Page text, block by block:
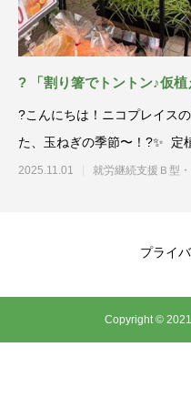
? 「割り箸でトントン♪仮植
?こんにちは！ニコプレイス
た、玉ねぎの季節〜！?✨ 定
2025.11.01 就労継続支援
プライ
Copyright ©